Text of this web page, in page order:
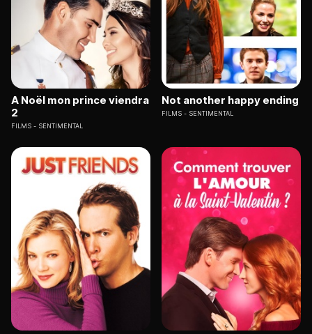
A Noël mon prince viendra
2
FILMS SENTIMENTAL
Not another happy ending
FILMS SENTIMENTAL